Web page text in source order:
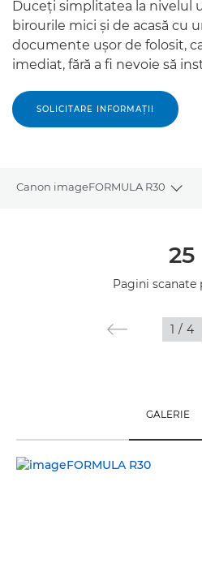
Duceţi simplitatea la nivelul
birourile mici şi de acasă cu
documente uşor de folosit,
imediat, fără a fi nevoie să
SOLICITARE INFORMAŢII
Canon imageFORMULA R30
25
Pagini scanate
1 / 4
GALERIE